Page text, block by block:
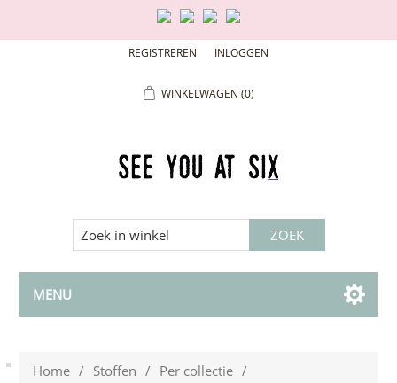
REGISTREREN INLOGGEN
WINKELWAGEN (0)
MENU
Home / Stoffen / Per collectie /